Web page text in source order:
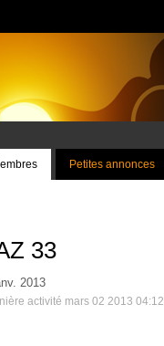
Petites annonces
33
2013
activité mars 02 2013 04:12